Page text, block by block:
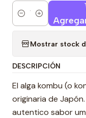
Cantidad
Mostrar stock
DESCRIPCIÓN
El alga kombu (o
originaria de
autentico sabor